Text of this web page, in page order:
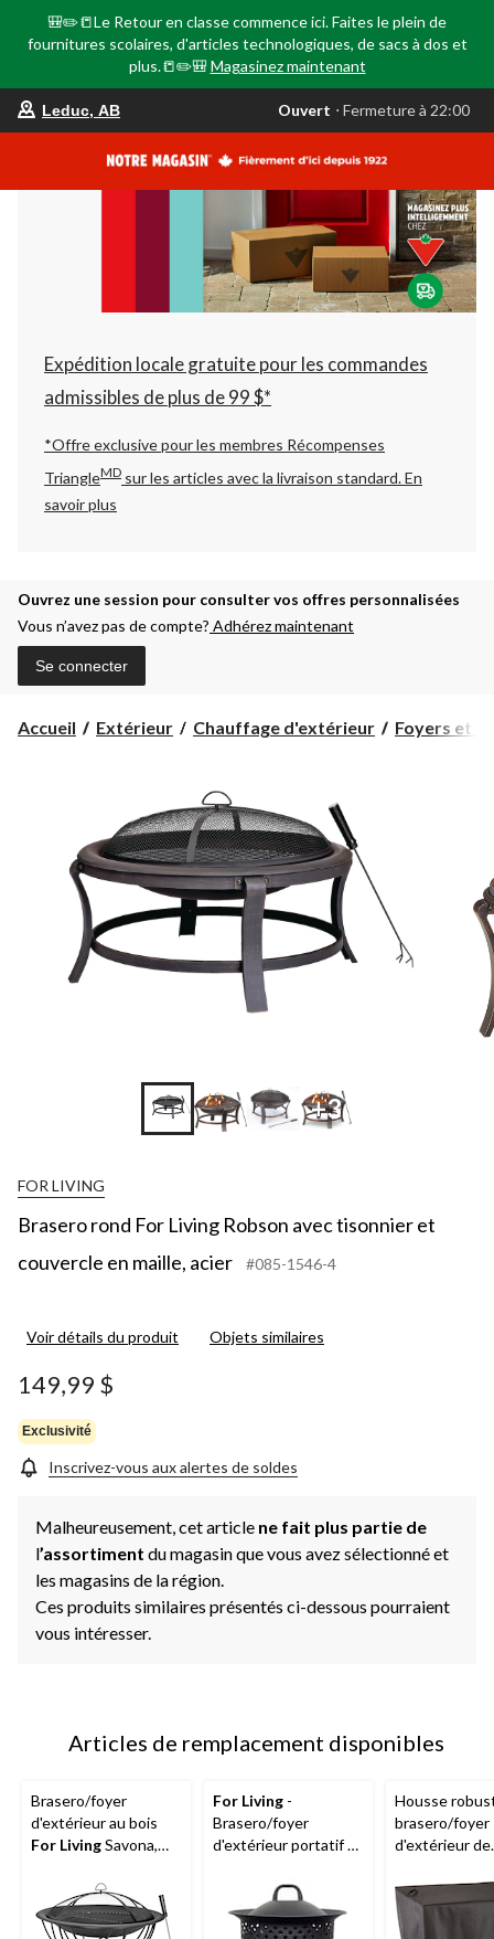
🎒✏️📒Le Retour en classe commence ici. Faites le plein de
fournitures scolaires, d'articles technologiques, de sacs à dos et
plus.📒✏️🎒 Magasinez maintenant
votre
est
AB,
Ouvert,
Fermeture
à
22:00
changer
Leduc, AB Ouvert ⋅ Fermeture à 22:00
Expédition locale gratuite pour les commandes
admissibles de plus de 99 $*
*Offre exclusive pour les membres Récompenses
TriangleMD sur les articles avec la livraison standard.En
savoir plus
Ouvrez une session pour consulter vos offres personnalisées
Vous n’avez pas de compte? Adhérez maintenant
Se connecter
Accueil Extérieur Chauffage d'extérieur Foyers et
+3
FOR LIVING
Brasero rond For Living Robson avec tisonnier et
couvercle en maille, acier
#085-1546-4
Voir détails du produit Objets similaires
149,99 $
Exclusivité
Inscrivez-vous aux alertes de soldes
Malheureusement, cet article ne fait plus partie de
l’assortiment du magasin que vous avez sélectionné et
les magasins de la région.
Ces produits similaires présentés ci-dessous pourraient
vous intéresser.
Articles de remplacement disponibles
Brasero/foyer
d'extérieur au bois
For LivingSavona,
For Living -
Brasero/foyer
d'extérieur portatif au
Living, 54 000 BTU
Housse
brasero/foyer
d'extérieur de
carré, 31 x 31